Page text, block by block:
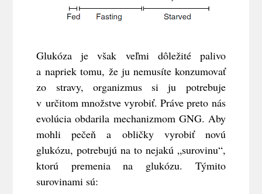
Glukóza je však veľmi dôležité palivo
a napriek tomu, že ju nemusíte konzumovať
zo stravy, organizmus si ju potrebuje
v určitom množstve vyrobiť. Práve preto nás
evolúcia obdarila mechanizmom GNG. Aby
mohli pečeň a obličky vyrobiť novú
glukózu, potrebujú na to nejakú „surovinu“,
ktorú premenia na glukózu. Týmito
surovinami sú: